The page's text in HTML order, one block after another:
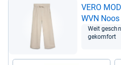
VERO
WVN Noos
Weit
ge­kom­fort